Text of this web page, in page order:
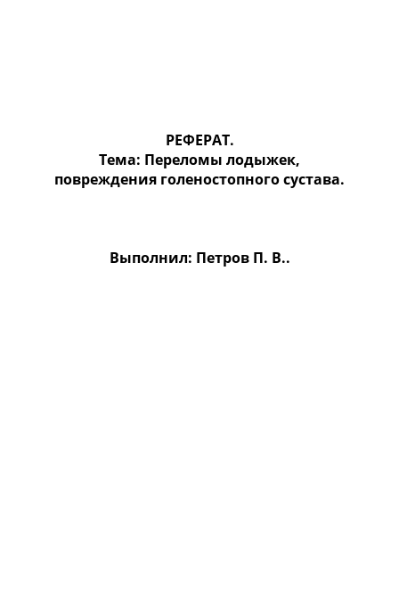
РЕФЕРАТ.
Тема: Переломы лодыжек,
повреждения голеностопного сустава.
Выполнил: Петров П. В..